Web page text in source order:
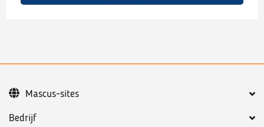
Bedrijf
Mascus-sites